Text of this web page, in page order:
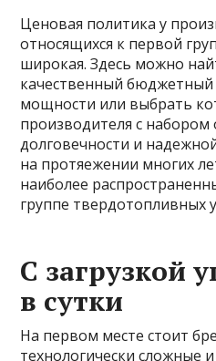
Ценовая политика у
относящихся к первой
широкая. Здесь можно
качественный
мощности или выбрать
производителя с
долговечности и
на протяежении многих
наиболее
группе твердотопливных
С загрузкой
в сутки
На первом месте стоит
технологически сложные